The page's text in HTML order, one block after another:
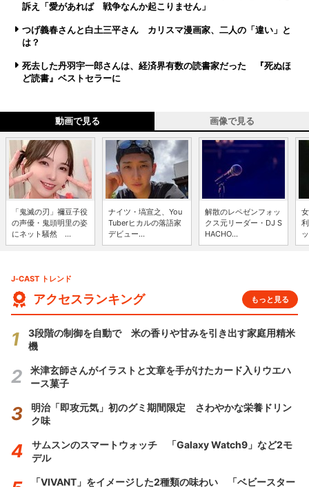
訴え「愛があれば 戦争なんか起こりません」
つげ義春さんと白土三平さん カリスマ漫画家、二人の「違い」と
は？
死去した丹羽宇一郎さんは、経済界有数の読書家だった 『死ぬほ
ど読書』ベストセラーに
動画で見る 画像で見る
「鬼滅の刃」禰豆子役
の声優・鬼頭明里の姿
にネット騒然 ...
ナイツ・塙宣之、You
Tuberヒカルの落語家
デビュー...
解散のレペゼンフォッ
クス元リーダー・DJ S
HACHO...
J-CAST トレンド
アクセスランキング もっと見る
3段階の制御を自動で 米の香りや甘みを引き出す家庭用精米
機
米津玄師さんがイラストと文章を手がけたカード入りウエハ
ース菓子
明治「即攻元気」初のグミ期間限定 さわやかな栄養ドリン
ク味
サムスンのスマートウォッチ 「Galaxy Watch9」など2モ
デル
「VIVANT」をイメージした2種類の味わい 「ベビースター